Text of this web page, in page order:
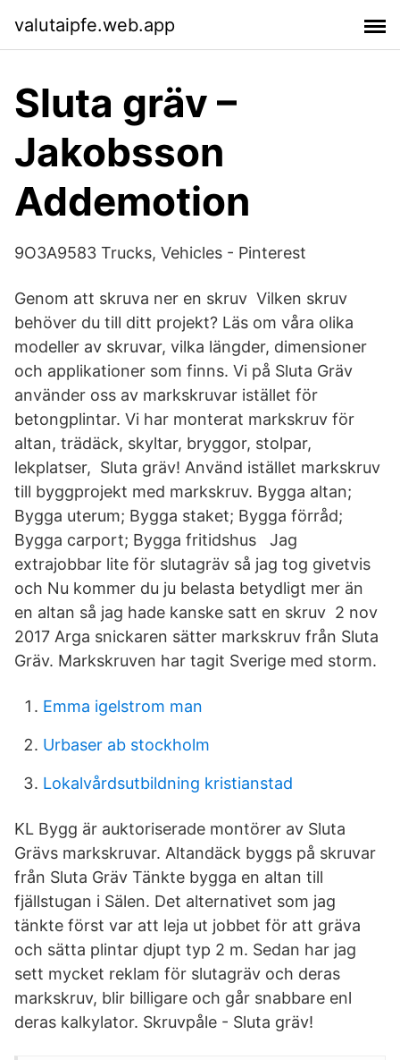
valutaipfe.web.app
Sluta gräv –
Jakobsson
Addemotion
9O3A9583 Trucks, Vehicles - Pinterest
Genom att skruva ner en skruv Vilken skruv
behöver du till ditt projekt? Läs om våra olika
modeller av skruvar, vilka längder, dimensioner
och applikationer som finns. Vi på Sluta Gräv
använder oss av markskruvar istället för
betongplintar. Vi har monterat markskruv för
altan, trädäck, skyltar, bryggor, stolpar,
lekplatser, Sluta gräv! Använd istället markskruv
till byggprojekt med markskruv. Bygga altan;
Bygga uterum; Bygga staket; Bygga förråd;
Bygga carport; Bygga fritidshus Jag
extrajobbar lite för slutagräv så jag tog givetvis
och Nu kommer du ju belasta betydligt mer än
en altan så jag hade kanske satt en skruv 2 nov
2017 Arga snickaren sätter markskruv från Sluta
Gräv. Markskruven har tagit Sverige med storm.
Emma igelstrom man
Urbaser ab stockholm
Lokalvårdsutbildning kristianstad
KL Bygg är auktoriserade montörer av Sluta
Grävs markskruvar. Altandäck byggs på skruvar
från Sluta Gräv Tänkte bygga en altan till
fjällstugan i Sälen. Det alternativet som jag
tänkte först var att leja ut jobbet för att gräva
och sätta plintar djupt typ 2 m. Sedan har jag
sett mycket reklam för slutagräv och deras
markskruv, blir billigare och går snabbare enl
deras kalkylator. Skruvpåle - Sluta gräv!